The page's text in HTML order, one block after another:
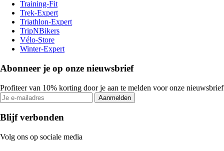
Training-Fit
Trek-Expert
Triathlon-Expert
TripNBikers
Vélo-Store
Winter-Expert
Abonneer je op onze nieuwsbrief
Profiteer van 10% korting door je aan te melden voor onze nieuwsbrief
Aanmelden
Blijf verbonden
Volg ons op sociale media